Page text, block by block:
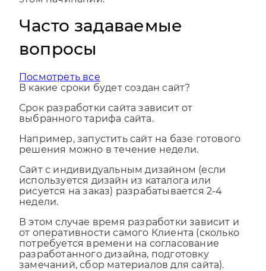
Часто задаваемые
вопросы
Посмотреть все
Срок разработки сайта зависит от
Например, запустить сайт на базе готового
Сайт с индивидуальным дизайном (если
используется дизайн из каталога или
рисуется на заказ) разрабатывается 2-4
В этом случае время разработки зависит и
от оперативности самого Клиента (сколько
потребуется времени на согласование
разработанного дизайна, подготовку